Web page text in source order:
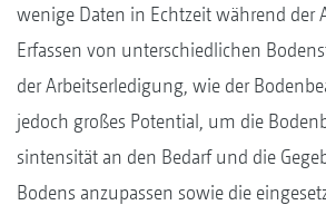
wenige Daten in Echtzeit während der
Erfassen von unterschiedlichen
der Arbeitserledigung, wie der
jedoch großes Potential, um die
sintensität an den Bedarf und die
Bodens anzupassen sowie die